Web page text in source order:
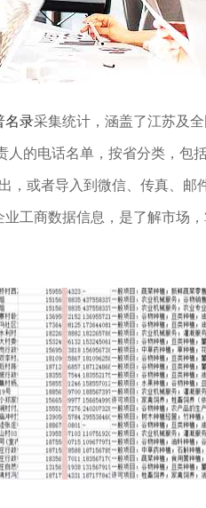
名录采集统计，涵盖了江苏及
的电话名单，按省分类，包
，或者导入到微信、传真、邮
工商数据信息，是了解市场